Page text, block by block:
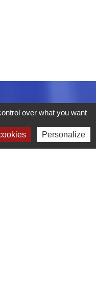
over what you want
Personalize